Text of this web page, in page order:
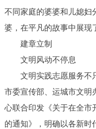
不同家庭的婆婆和儿媳妇
婆，在平凡的故事中展现
建章立制
文明风动不停息
文明实践志愿服务不只
市委宣传部、运城市文明
心联合印发《关于在全市
的通知》，明确以各新时